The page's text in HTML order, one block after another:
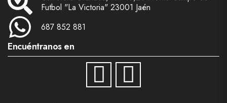
Futbol "La Victoria" 23001 Jaén
687 852 881
Encuéntranos en